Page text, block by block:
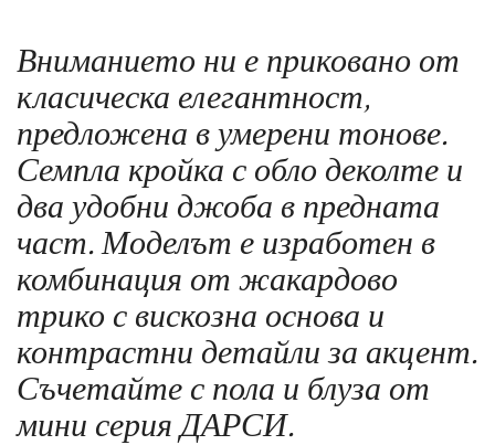
Вниманието ни е приковано от
класическа елегантност,
предложена в умерени тонове.
Семпла кройка с обло деколте и
два удобни джоба в предната
част. Моделът е изработен в
комбинация от жакардово
трико с вискозна основа и
контрастни детайли за акцент.
Съчетайте с пола и блуза от
мини серия ДАРСИ.